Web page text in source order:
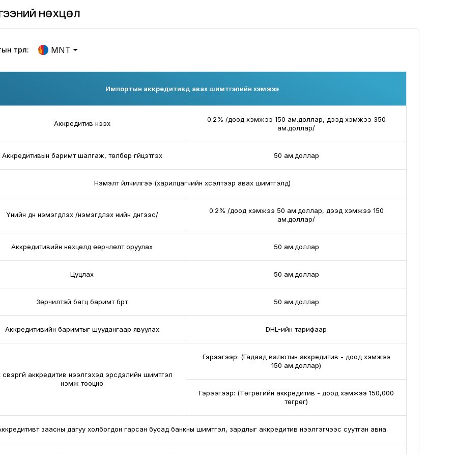
НӨХЦӨЛ
төрөл: MNT
Импортын аккредитивд авах шимтгэлийн хэмжээ
Аккредитив нээх
0.2% /доод хэмжээ 150 ам.доллар, дээд хэмжээ 350
ам.доллар/
Аккредитивын баримт шалгаж, төлбөр гүйцэтгэх 50 ам.доллар
Нэмэлт үйлчилгээ (харилцагчийн хүсэлтээр авах шимтгэлүүд)
Үнийн дүн нэмэгдүүлэх /нэмэгдүүлэх үнийн дүнгээс/
0.2% /доод хэмжээ 50 ам.доллар, дээд хэмжээ 150
ам.доллар/
Аккредитивийн нөхцөлд өөрчлөлт оруулах 50 ам.доллар
Цуцлах 50 ам.доллар
Зөрчилтэй багц баримт бүрт 50 ам.доллар
Аккредитивийн баримтыг шуудангаар явуулах DHL-ийн тарифаар
аккредитив нээлгэхэд эрсдэлийн шимтгэл
нэмж тооцно
Гэрээгээр: (Гадаад валютын аккредитив - доод хэмжээ
150 ам.доллар)
Гэрээгээр: (Төгрөгийн аккредитив - доод хэмжээ 150,000
төгрөг)
заасны дагуу холбогдон гарсан бусад банкны шимтгэл, зардлыг аккредитив нээлгэгчээс суутган авна.